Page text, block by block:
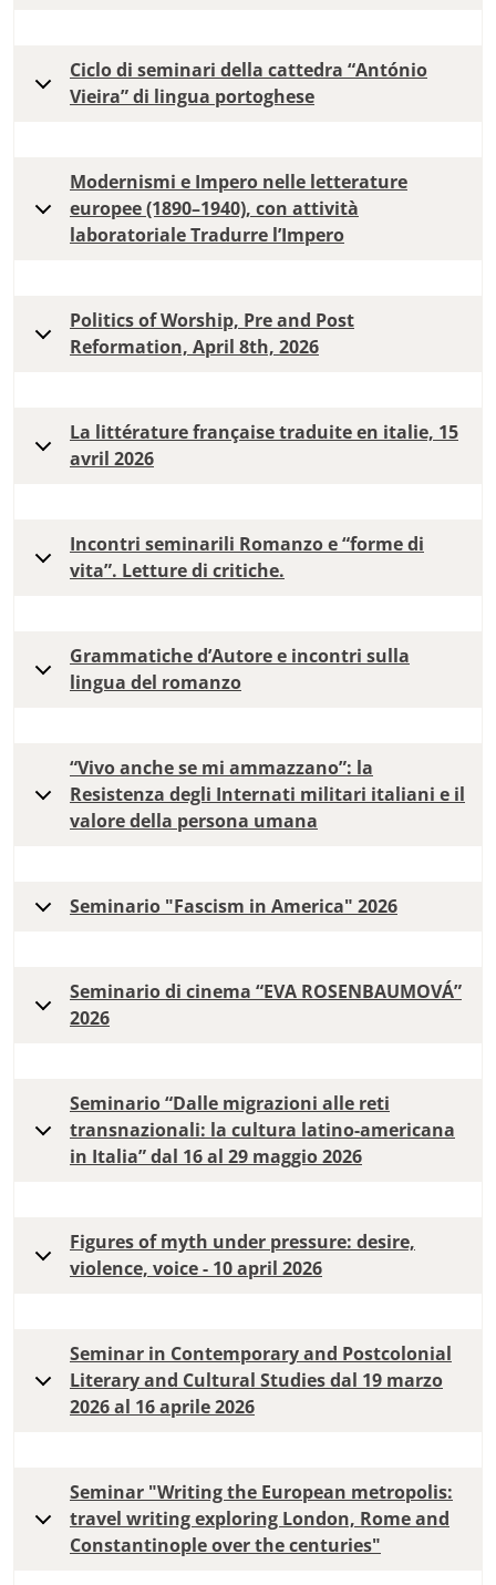
Ciclo di seminari della cattedra “António
Vieira” di lingua portoghese
Modernismi e Impero nelle letterature
europee (1890–1940), con attività
laboratoriale Tradurre l’Impero
Politics of Worship, Pre and Post
Reformation, April 8th, 2026
La littérature française traduite en italie, 15
avril 2026
Incontri seminarili Romanzo e “forme di
vita”. Letture di critiche.
Grammatiche d’Autore e incontri sulla
lingua del romanzo
“Vivo anche se mi ammazzano”: la
Resistenza degli Internati militari italiani e il
valore della persona umana
Seminario "Fascism in America" 2026
Seminario di cinema “EVA ROSENBAUMOVÁ”
2026
Seminario “Dalle migrazioni alle reti
transnazionali: la cultura latino-americana
in Italia” dal 16 al 29 maggio 2026
Figures of myth under pressure: desire,
violence, voice - 10 april 2026
Seminar in Contemporary and Postcolonial
Literary and Cultural Studies dal 19 marzo
2026 al 16 aprile 2026
Seminar "Writing the European metropolis:
travel writing exploring London, Rome and
Constantinople over the centuries"